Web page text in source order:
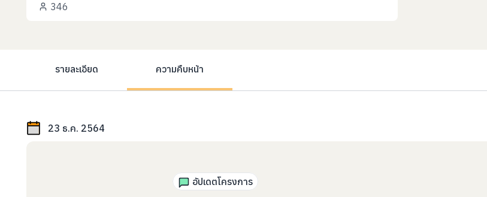
346
รายละเอียด ความคืบหน้า
23 ธ.ค. 2564
อัปเดตโครงการ